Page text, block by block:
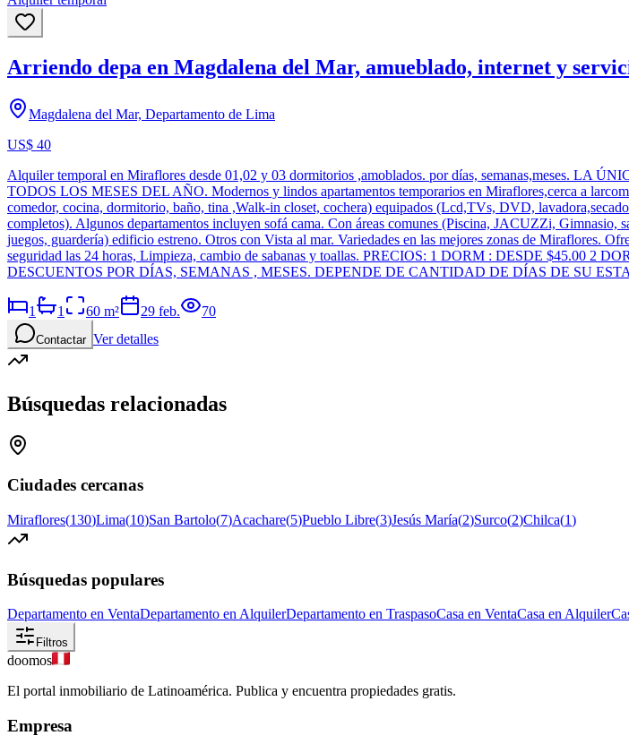
Arriendo depa en Magdalena del Mar, amueblado, internet y
Magdalena del Mar, Departamento de Lima
US$ 40
Alquiler temporal en Miraflores desde 01,02 y 03 dormitorios ,amoblados. por días, semanas,meses.
TODOS LOS MESES DEL AÑO. Modernos y lindos apartamentos temporarios en Miraflores,cerca a
comedor, cocina, dormitorio, baño, tina ,Walk-in closet, cochera) equipados (Lcd,TVs, DVD,
completos). Algunos departamentos incluyen sofá cama. Con áreas comunes (Piscina, JACUZZi, Gimnasio,
juegos, guardería) edificio estreno. Otros con Vista al mar. Variedades en las mejores zonas de Miraflores.
seguridad las 24 horas, Limpieza, cambio de sabanas y toallas. PRECIOS: 1 DORM : DESDE $45.00
DESCUENTOS POR DÍAS, SEMANAS , MESES. DEPENDE DE CANTIDAD DE DÍAS DE SU
1 1 60 m² 29 feb. 70
Contactar Ver detalles
Búsquedas relacionadas
Ciudades cercanas
Miraflores(130)Lima(10)San Bartolo(7)Acachare(5)Pueblo Libre(3)Jesús María(2)Surco(2)Chilca(1)
Búsquedas populares
Departamento en VentaDepartamento en AlquilerDepartamento en TraspasoCasa en VentaCasa en Alquiler
Filtros
doomos
El portal inmobiliario de Latinoamérica. Publica y encuentra propiedades gratis.
Empresa